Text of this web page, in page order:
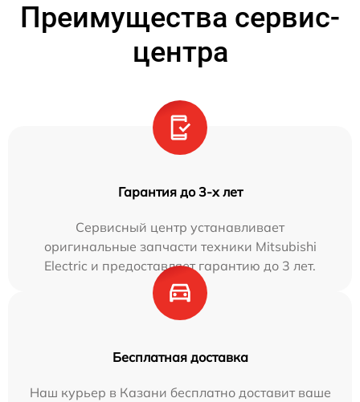
Преимущества сервис-
центра
Гарантия до 3-х лет
Сервисный центр устанавливает
оригинальные запчасти техники Mitsubishi
Electric и предоставляет гарантию до 3 лет.
Бесплатная доставка
Наш курьер в Казани бесплатно доставит ваше